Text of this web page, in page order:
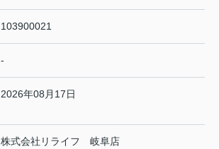
103900021
-
2026年08月17日
株式会社リライフ 岐阜店